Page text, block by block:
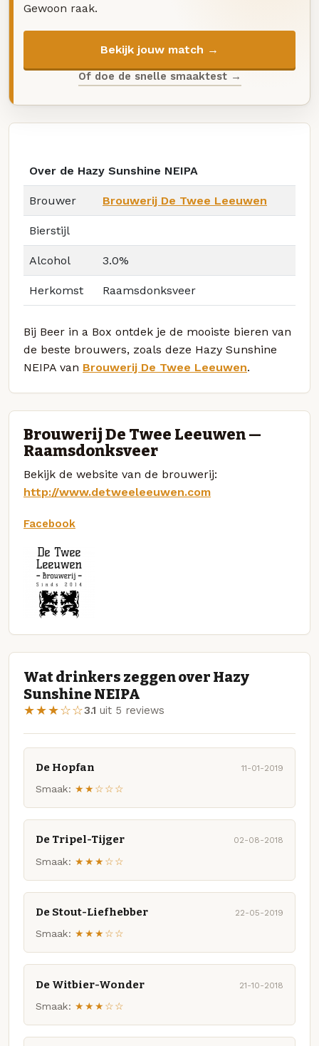
Gewoon raak.
Bekijk jouw match →
Of doe de snelle smaaktest →
Over de Hazy Sunshine NEIPA
Brouwer Brouwerij De Twee Leeuwen
Bierstijl
Alcohol 3.0%
Herkomst Raamsdonksveer
Bij Beer in a Box ontdek je de mooiste bieren van
de beste brouwers, zoals deze Hazy Sunshine
NEIPA van Brouwerij De Twee Leeuwen.
Brouwerij De Twee Leeuwen —
Raamsdonksveer
Bekijk de website van de brouwerij:
http://www.detweeleeuwen.com
Facebook
Wat drinkers zeggen over Hazy
Sunshine NEIPA
★★★☆☆3.1 uit 5 reviews
De Hopfan 11-01-2019
Smaak: ★★☆☆☆
De Tripel-Tijger 02-08-2018
Smaak: ★★★☆☆
De Stout-Liefhebber 22-05-2019
Smaak: ★★★☆☆
De Witbier-Wonder 21-10-2018
Smaak: ★★★☆☆